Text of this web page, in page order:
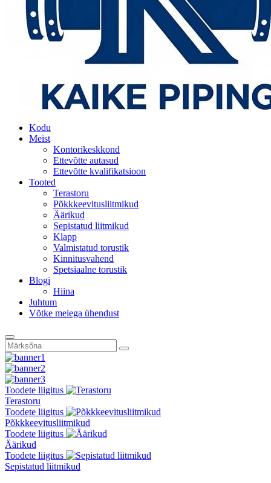
Kodu
Meist
Kontorikeskkond
Ettevõtte autasud
Ettevõtte kvalifikatsioon
Tooted
Terastoru
Põkkkeevitusliitmikud
Äärikud
Sepistatud liitmikud
Klapp
Valmistatud torustik
Kinnitusvahend
Spetsiaalne torustik
Blogi
Hiina
Juhtum
Võtke meiega ühendust
Toodete liigitus
Terastoru
Toodete liigitus
Põkkkeevitusliitmikud
Toodete liigitus
Äärikud
Toodete liigitus
Sepistatud liitmikud